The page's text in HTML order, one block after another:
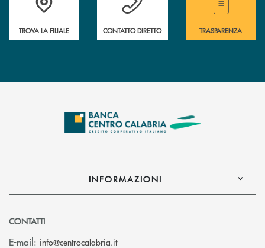
TROVA LA FILIALE CONTATTO DIRETTO TRASPARENZA
INFORMAZIONI
CONTATTI
E-mail: info@centrocalabria.it(si apre l’app di posta elettronica)